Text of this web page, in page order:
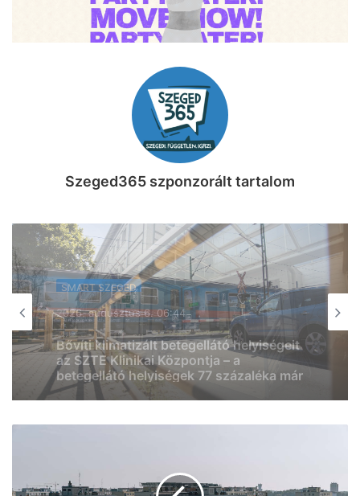
Szeged365 szponzorált tartalom
SMART SZEGED
2026, augusztus 5. 20:32
Normális közlekedési lehetőségeket és
SMART SZEGED
2026, augusztus 5. 08:31
Gerincműtét másként: úttörő eljárást
alkalmaz az SZTE (videó)